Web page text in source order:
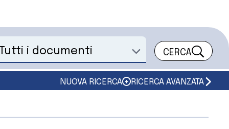
un documento CERCA
NUOVA RICERCA RICERCA AVANZATA